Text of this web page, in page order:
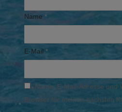
Name *
E-Mail *
Name, E-Mail-Adresse und
Browser für meinen nächsten